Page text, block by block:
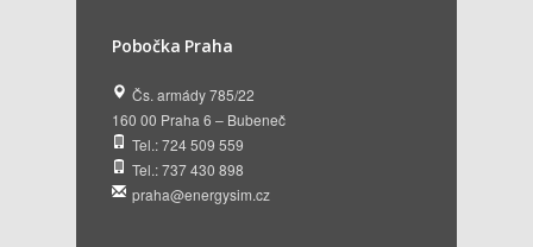
Pobočka Praha
Čs. armády 785/22
160 00 Praha 6 – Bubeneč
Tel.: 724 509 559
Tel.: 737 430 898
praha@energysim.cz